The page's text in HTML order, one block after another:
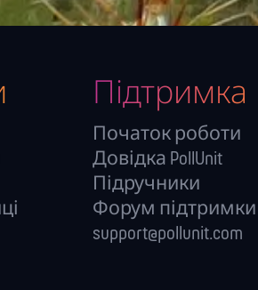
Підтримка
Початок роботи
Довідка PollUnit
Підручники
Форум підтримки
support@pollunit.com